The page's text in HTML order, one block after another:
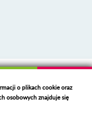
o plikach cookie oraz
osobowych znajduje się